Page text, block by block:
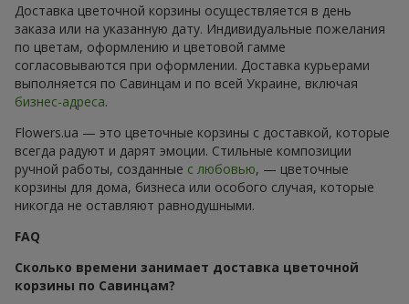
Доставка цветочной корзины осуществляется в день
заказа или на указанную дату. Индивидуальные пожелания
по цветам, оформлению и цветовой гамме
согласовываются при оформлении. Доставка курьерами
выполняется по Савинцам и по всей Украине, включая
бизнес-адреса.
Flowers.ua — это цветочные корзины с доставкой, которые
всегда радуют и дарят эмоции. Стильные композиции
ручной работы, созданные с любовью, — цветочные
корзины для дома, бизнеса или особого случая, которые
никогда не оставляют равнодушными.
FAQ
Сколько времени занимает доставка цветочной
корзины по Савинцам?